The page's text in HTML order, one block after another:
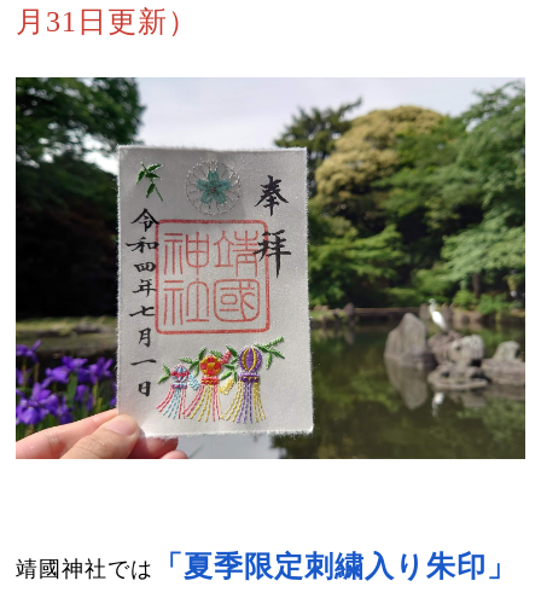
月31日更新）
靖國神社では 「夏季限定刺繍入り朱印」